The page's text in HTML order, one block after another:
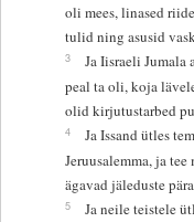
oli mees, linased
tulid ning asusid
3
Ja Iisraeli
peal ta oli, koja
olid kirjutustarbed
4
Ja Issand ütles
Jeruusalemma, ja
ägavad jäleduste
5
Ja neile teistele